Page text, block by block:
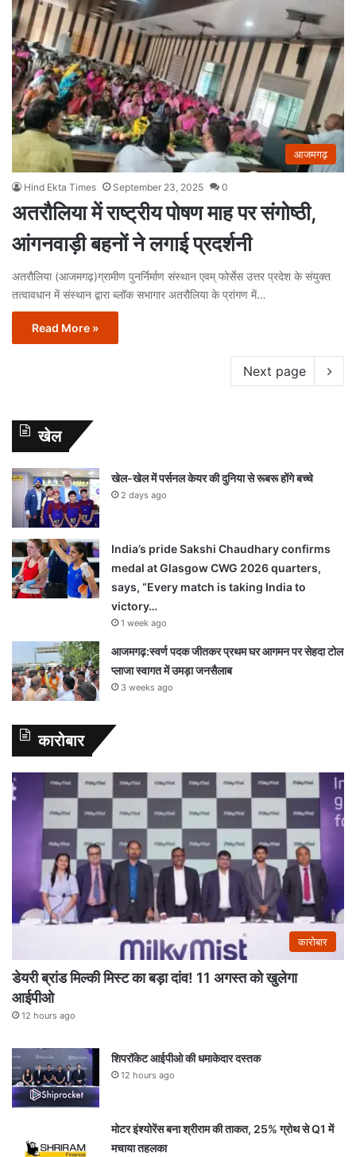
आजमगढ़
Hind Ekta Times September 23, 2025 0
अतरौलिया में राष्ट्रीय पोषण माह पर संगोष्ठी,
आंगनवाड़ी बहनों ने लगाई प्रदर्शनी
अतरौलिया (आजमगढ़)ग्रामीण पुनर्निर्माण संस्थान एवम् फोर्सेस उत्तर प्रदेश के संयुक्त
तत्वावधान में संस्थान द्वारा ब्लॉक सभागार अतरौलिया के प्रांगण में…
Read More »
Next page
खेल
खेल-खेल में पर्सनल केयर की दुनिया से रूबरू होंगे बच्चे
2 days ago
India’s pride Sakshi Chaudhary confirms
medal at Glasgow CWG 2026 quarters,
says, “Every match is taking India to
victory…
1 week ago
आजमगढ़:स्वर्ण पदक जीतकर प्रथम घर आगमन पर सेहदा टोल
प्लाजा स्वागत में उमड़ा जनसैलाब
3 weeks ago
कारोबार
कारोबार
डेयरी ब्रांड मिल्की मिस्ट का बड़ा दांव! 11 अगस्त को खुलेगा
आईपीओ
12 hours ago
शिपरॉकेट आईपीओ की धमाकेदार दस्तक
12 hours ago
मोटर इंश्योरेंस बना श्रीराम की ताकत, 25% ग्रोथ से Q1 में
मचाया तहलका